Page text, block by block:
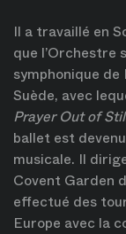
Il a travaillé en
que l’Orchestre
symphonique
Suède, avec
Prayer Out of
ballet est
musicale. Il
Covent Garden
effectué des
Europe avec la